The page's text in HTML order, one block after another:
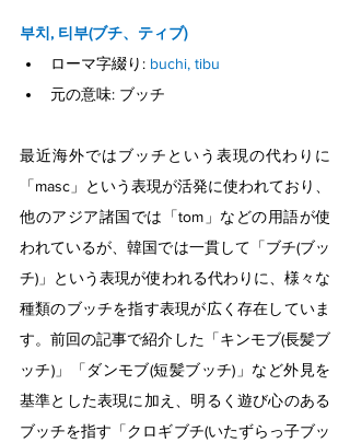
부치, 티부(ブチ、ティブ)
ローマ字綴り: buchi, tibu
元の意味: ブッチ
最近海外ではブッチという表現の代わりに
「masc」という表現が活発に使われており、
他のアジア諸国では「tom」などの用語が使
われているが、韓国では一貫して「ブチ(ブッ
チ)」という表現が使われる代わりに、様々な
種類のブッチを指す表現が広く存在していま
す。前回の記事で紹介した「キンモブ(長髪ブ
ッチ)」「ダンモブ(短髪ブッチ)」など外見を
基準とした表現に加え、明るく遊び心のある
ブッチを指す「クロギブチ(いたずらっ子ブッ